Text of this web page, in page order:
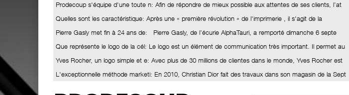
Prodecoup s'équipe d'une toute n: Afin de répondre de mieux possible aux attentes de ses clients, l’at
Quelles sont les caractéristique: Après une « première révolution » de l'imprimerie , il s'agit de la
Pierre Gasly met fin à 24 ans de: Pierre Gasly, de l’écurie AlphaTauri, a remporté dimanche 6 septe
Que représente le logo de la cél: Le logo est un élément de communication très important. Il permet au
Yves Rocher, un logo simple et e: Avec plus de 30 millions de clientes dans le monde, Yves Rocher est
L'exceptionnelle méthode marketi: En 2010, Christian Dior fait des travaux dans son magasin de la Sept